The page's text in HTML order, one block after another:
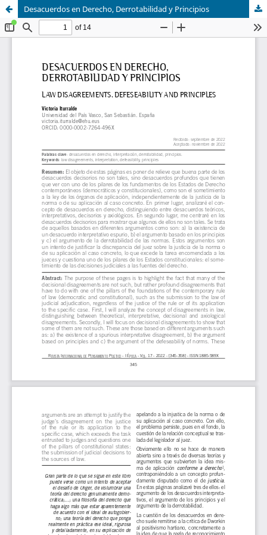
Desacuerdos en Derecho, Derrotabilidad y Principios